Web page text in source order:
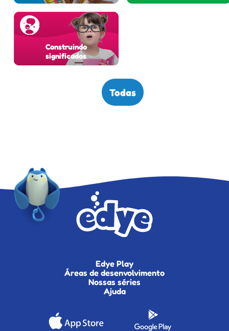
Construindo
significados
Todas
Edye Play
Áreas de desenvolvimento
Nossas séries
Ajuda